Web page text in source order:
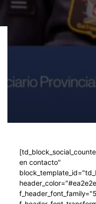
en contacto"